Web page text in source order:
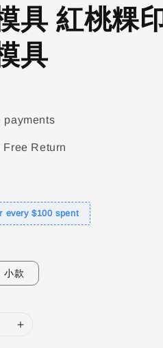
具 紅桃粿
具
payments
Free Return
every $100 spent
小款